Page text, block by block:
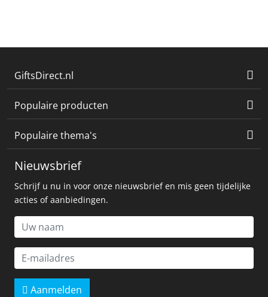
GiftsDirect.nl
Populaire producten
Populaire thema's
Nieuwsbrief
Schrijf u nu in voor onze nieuwsbrief en mis geen tijdelijke
acties of aanbiedingen.
Aanmelden